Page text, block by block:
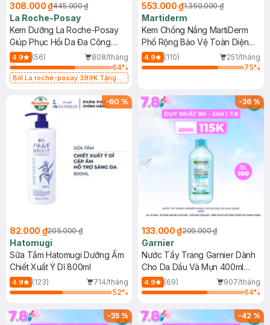
308.000 ₫445.000 ₫
La Roche-Posay
Kem Dưỡng La Roche-Posay
Giúp Phục Hồi Da Đa Công
Dụng 40ml
4.9 (56)
808/tháng
64%
Bill La roche-posay 399K Tặng
(SL có hạn)
553.000 ₫1.350.000 ₫
Martiderm
Kem Chống Nắng MartiDerm
Phổ Rộng Bảo Vệ Toàn Diện
40ml
4.9 (110)
251/tháng
75%
-60 %
82.000 ₫205.000 ₫
Hatomugi
Sữa Tắm Hatomugi Dưỡng Ẩm
Chiết Xuất Ý Dĩ 800ml
4.9 (123)
714/tháng
52%
-36%
133.000 ₫209.000 ₫
Garnier
Nước Tẩy Trang Garnier Dành
Cho Da Dầu Và Mụn 400ml
(Mới)
4.9 (69)
907/tháng
64%
-35% -42%